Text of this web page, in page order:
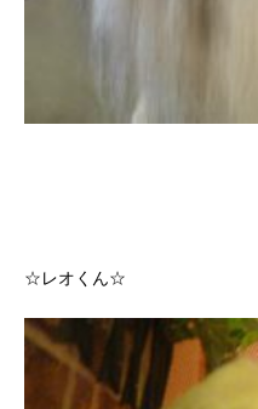
☆レオくん☆